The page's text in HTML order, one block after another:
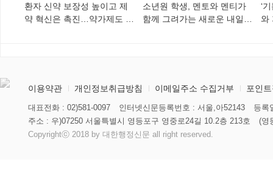
환자 신약 보장성 높이고 제
약 혁신은 촉진…약가제도 개
소년원 학생, 멘토와 멘티가
함께 그려가는 새로운 내일
‘
와
이용약관 개인정보취급방침 이메일주소 수집거부 포인
대표전화 : 02)581-0097 인터넷신문등록번호 : 서울,아52143
등록
주소 : 우)07250 서울특별시 영등포구 영중로24길 10.2층 213호
(영
Copyrightⓒ 2018 by 대한행정신문 all right reserved.